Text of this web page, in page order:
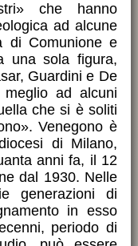
che hanno
ad alcune
di Comunione e
una sola figura,
Guardini e De
ad alcuni
che si è soliti
Venegono è
di Milano,
anni fa, il 12
dal 1930. Nelle
generazioni di
in esso
periodo di